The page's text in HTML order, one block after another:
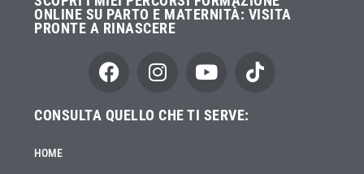
ONLINE SU PARTO E MATERNITÀ: VISITA
PRONTE A RINASCERE
CONSULTA QUELLO CHE TI SERVE:
HOME